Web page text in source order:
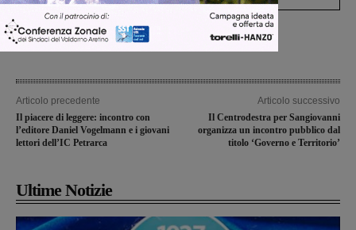
Articolo precedente
Il piacere di leggere: incontro con
l’editore Daniel Vogelmann e i giovani
lettori dell’IC Petrarca
Articolo successivo
Il Centrodestra per Sangiovanni
organizza un incontro pubblico dal
titolo ‘Governo e Territorio’
Ultime Notizie